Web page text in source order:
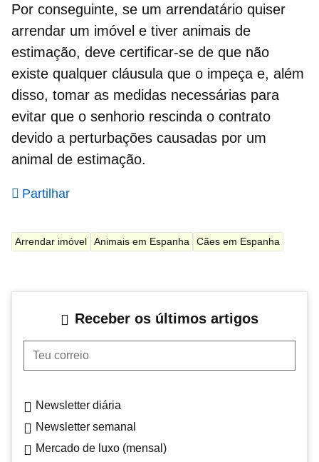
Por conseguinte, se um arrendatário quiser
arrendar um imóvel e tiver animais de
estimação, deve certificar-se de que não
existe qualquer cláusula que o impeça e, além
disso, tomar as medidas necessárias para
evitar que o senhorio rescinda o contrato
devido a perturbações causadas por um
animal de estimação.
Partilhar
Arrendar imóvel Animais em Espanha Cães em Espanha
Receber os últimos artigos
Teu correio
Newsletter diária
Newsletter semanal
Mercado de luxo (mensal)